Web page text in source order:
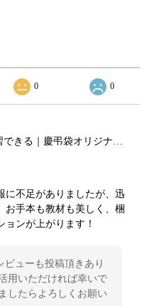
0 0
不足がありましたが、迅
お手本も教材も美しく、梱
ンが上がります！
ビューも投稿頂きあり
用いただければ幸いで
したらよろしくお願い